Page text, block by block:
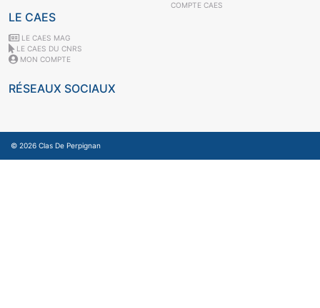
COMPTE CAES
LE CAES
LE CAES MAG
LE CAES DU CNRS
MON COMPTE
RÉSEAUX SOCIAUX
© 2026 Clas De Perpignan